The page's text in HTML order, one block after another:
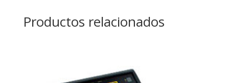
Productos relacionados